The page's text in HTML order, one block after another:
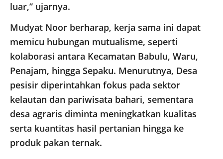
luar,” ujarnya.
Mudyat Noor berharap, kerja sama ini dapat
memicu hubungan mutualisme, seperti
kolaborasi antara Kecamatan Babulu, Waru,
Penajam, hingga Sepaku. Menurutnya, Desa
pesisir diperintahkan fokus pada sektor
kelautan dan pariwisata bahari, sementara
desa agraris diminta meningkatkan kualitas
serta kuantitas hasil pertanian hingga ke
produk pakan ternak.